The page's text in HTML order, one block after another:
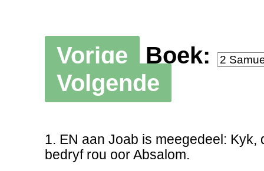
Vorige
Boek:
Volgende
1. EN aan Joab is meegedeel: Kyk,
bedryf rou oor Absalom.